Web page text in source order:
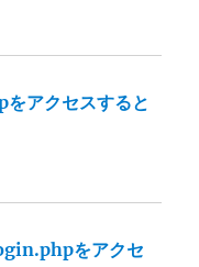
アクセスすると
をアクセ